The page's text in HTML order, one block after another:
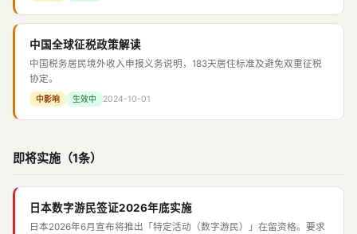
中国全球征税政策解读
中国税务居民境外收入申报义务说明，183天居住标准及避免双重征税
协定。
中影响 生效中 2024-10-01
即将实施（1条）
日本数字游民签证2026年底实施
日本2026年6月宣布将推出「特定活动（数字游民）」在留资格。要求